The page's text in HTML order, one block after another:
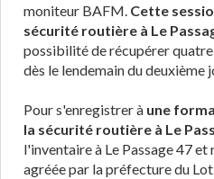
moniteur BAFM. Cette
sécurité routière à Le
possibilité de récupérer
dès le lendemain du deuxième
Pour s'enregistrer à une
la sécurité routière à Le
l'inventaire à Le Passage 47
agréée par la préfecture du